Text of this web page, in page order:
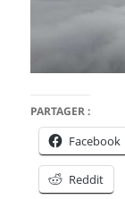
PARTAGER :
Facebook
Reddit